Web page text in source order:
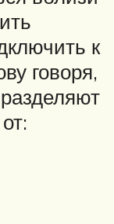
к
говоря,